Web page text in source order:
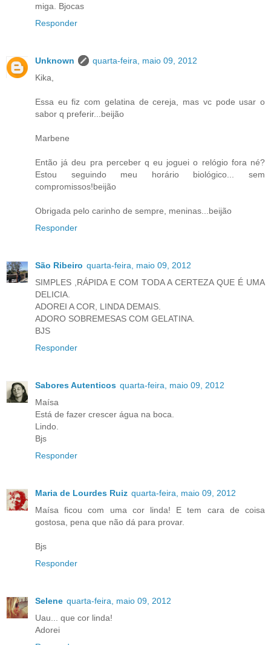
miga. Bjocas
Responder
Unknown
quarta-feira, maio 09, 2012
Kika,
Essa eu fiz com gelatina de cereja, mas vc pode usar o
sabor q preferir...beijão
Marbene
Então já deu pra perceber q eu joguei o relógio fora né?
Estou seguindo meu horário biológico... sem
compromissos!beijão
Obrigada pelo carinho de sempre, meninas...beijão
Responder
São Ribeiro quarta-feira, maio 09, 2012
SIMPLES ,RÁPIDA E COM TODA A CERTEZA QUE É UMA
DELICIA.
ADOREI A COR, LINDA DEMAIS.
ADORO SOBREMESAS COM GELATINA.
BJS
Responder
Sabores Autenticos quarta-feira, maio 09, 2012
Maísa
Está de fazer crescer água na boca.
Lindo.
Bjs
Responder
Maria de Lourdes Ruiz quarta-feira, maio 09, 2012
Maísa ficou com uma cor linda! E tem cara de coisa
gostosa, pena que não dá para provar.
Bjs
Responder
Selene quarta-feira, maio 09, 2012
Uau... que cor linda!
Adorei